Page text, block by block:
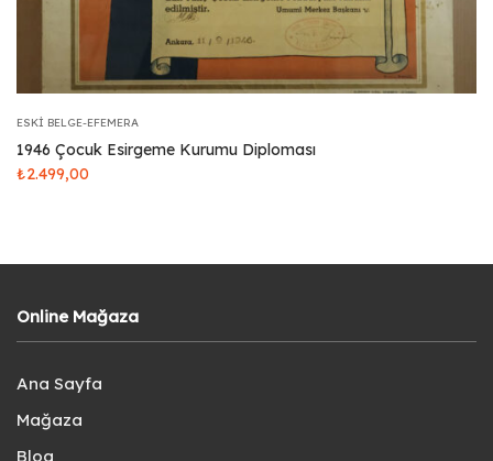
ESKI BELGE-EFEMERA
1946 Çocuk Esirgeme Kurumu Diploması
₺2.499,00
Online Mağaza
Ana Sayfa
Mağaza
Blog